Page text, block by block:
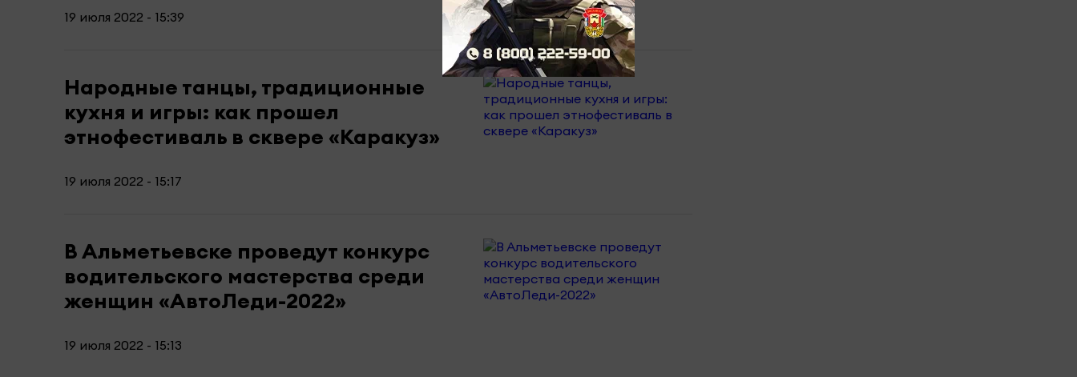
19 июля 2022 - 15:39
Народные танцы, традиционные
кухня и игры: как прошел
этнофестиваль в сквере «Каракуз»
19 июля 2022 - 15:17
В Альметьевске проведут конкурс
водительского мастерства среди
женщин «АвтоЛеди-2022»
19 июля 2022 - 15:13